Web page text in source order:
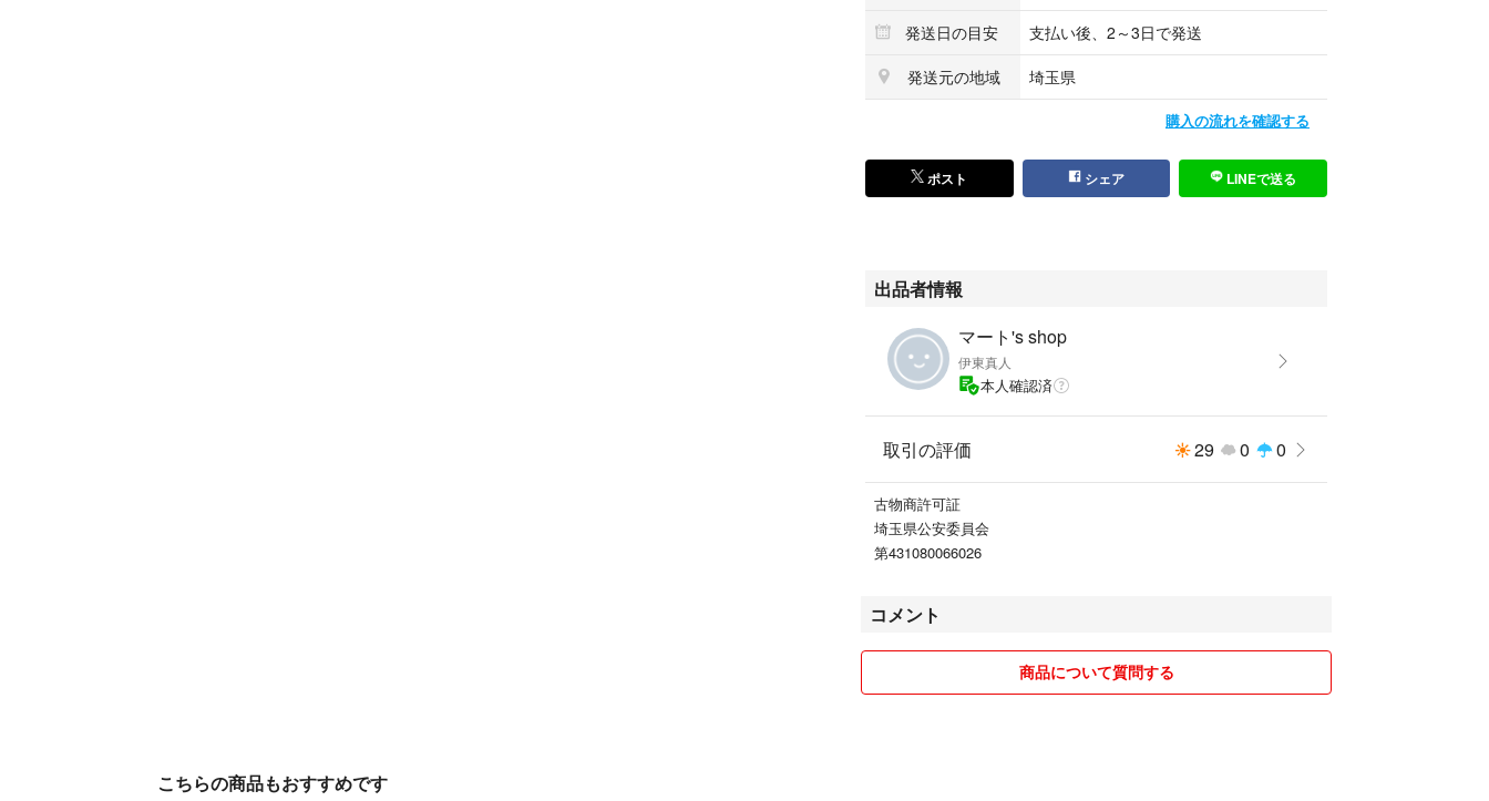
発送日の目安
支払い後、2～3日で発送
発送元の地域
埼玉県
購入の流れを確認する
ポスト シェア LINEで送る
出品者情報
マート's shop
伊東真人
本人確認済
取引の評価 29 0 0
古物商許可証
埼玉県公安委員会
第431080066026
コメント
商品について質問する
こちらの商品もおすすめです